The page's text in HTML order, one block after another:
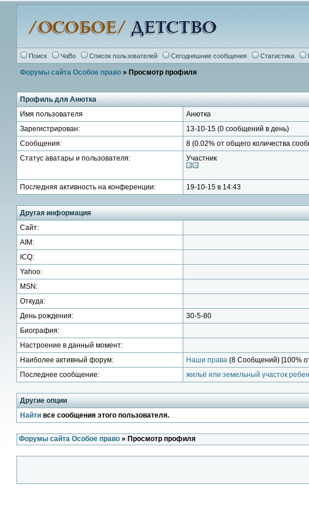
Поиск ЧаВо Список пользователей Сегодняшние сообщения Статистика
Форумы сайта Особое право » Просмотр профиля
Профиль для Анютка
Имя пользователя
Анютка
Зарегистрирован:
13-10-15 (0 сообщений в день)
Сообщения:
8 (0.02% от общего количества
Статус аватары и пользователя:
Участник
Последняя активность на конференции: 19-10-15 в 14:43
Другая информация
Сайт:
AIM:
ICQ:
Yahoo:
MSN:
Откуда:
День рождения:
30-5-80
Биография:
Настроение в данный момент:
Наиболее активный форум:
Наши права (8 Сообщений) [100%
Последнее сообщение:
жильё или земельный участок
Другие опции
Найти все сообщения этого пользователя.
Форумы сайта Особое право » Просмотр профиля